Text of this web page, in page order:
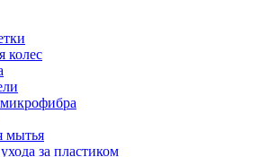
колес
мытья
за пластиком